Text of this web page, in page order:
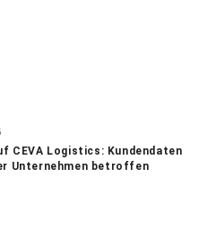
CEVA Logistics: Kundendaten
Unternehmen betroffen